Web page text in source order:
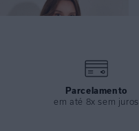
Parcelamento
em até 8x sem juros